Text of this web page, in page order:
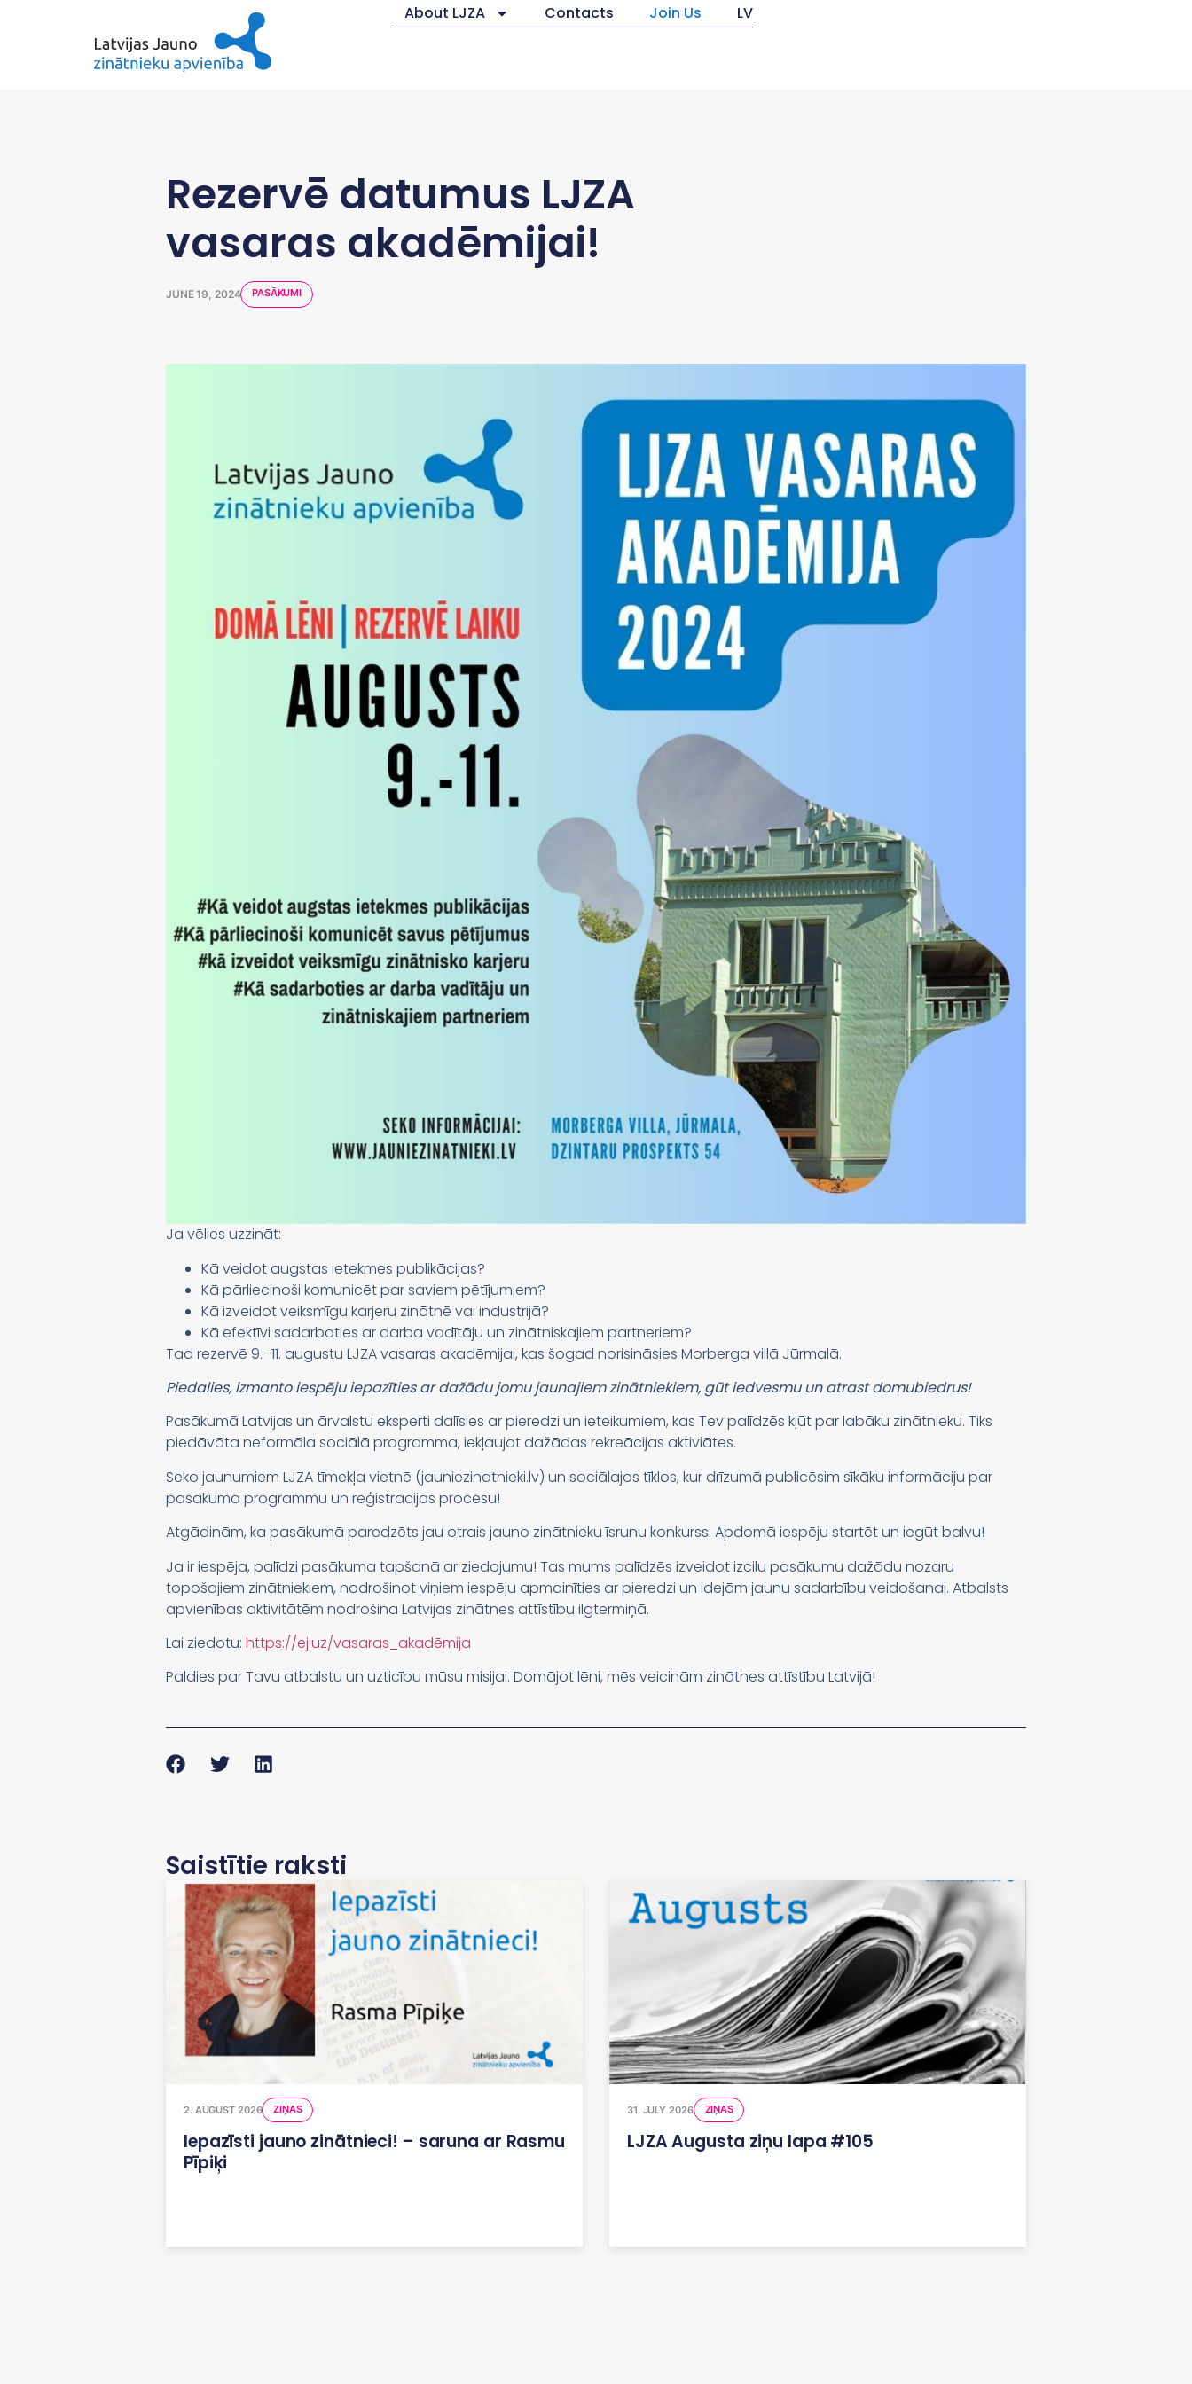
About LJZA Contacts Join Us LV
Rezervē datumus LJZA
vasaras akadēmijai!
JUNE 19, 2024 PASĀKUMI
Ja vēlies uzzināt:
Kā veidot augstas ietekmes publikācijas?
Kā pārliecinoši komunicēt par saviem pētījumiem?
Kā izveidot veiksmīgu karjeru zinātnē vai industrijā?
Kā efektīvi sadarboties ar darba vadītāju un zinātniskajiem partneriem?
Tad rezervē 9.–11. augustu LJZA vasaras akadēmijai, kas šogad norisināsies Morberga villā Jūrmalā.
Piedalies, izmanto iespēju iepazīties ar dažādu jomu jaunajiem zinātniekiem, gūt iedvesmu un atrast domubiedrus!
Pasākumā Latvijas un ārvalstu eksperti dalīsies ar pieredzi un ieteikumiem, kas Tev palīdzēs kļūt par labāku zinātnieku. Tiks
piedāvāta neformāla sociālā programma, iekļaujot dažādas rekreācijas aktiviātes.
Seko jaunumiem LJZA tīmekļa vietnē (jauniezinatnieki.lv) un sociālajos tīklos, kur drīzumā publicēsim sīkāku informāciju par
pasākuma programmu un reģistrācijas procesu!
Atgādinām, ka pasākumā paredzēts jau otrais jauno zinātnieku īsrunu konkurss. Apdomā iespēju startēt un iegūt balvu!
Ja ir iespēja, palīdzi pasākuma tapšanā ar ziedojumu! Tas mums palīdzēs izveidot izcilu pasākumu dažādu nozaru
topošajiem zinātniekiem, nodrošinot viņiem iespēju apmainīties ar pieredzi un idejām jaunu sadarbību veidošanai. Atbalsts
apvienības aktivitātēm nodrošina Latvijas zinātnes attīstību ilgtermiņā.
Lai ziedotu: https://ej.uz/vasaras_akadēmija
Paldies par Tavu atbalstu un uzticību mūsu misijai. Domājot lēni, mēs veicinām zinātnes attīstību Latvijā!
Saistītie raksti
2. AUGUST 2026 ZIŅAS
Iepazīsti jauno zinātnieci! – saruna ar Rasmu
Pīpiķi
31. JULY 2026 ZIŅAS
LJZA Augusta ziņu lapa #105